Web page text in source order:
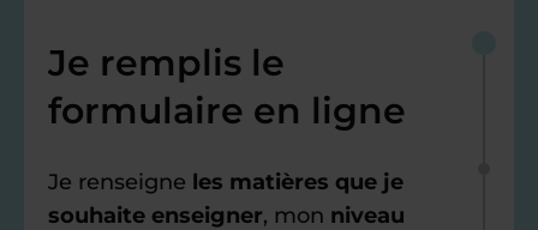
Je remplis le
formulaire en ligne
Je renseigne les matières que je
souhaite enseigner, mon niveau